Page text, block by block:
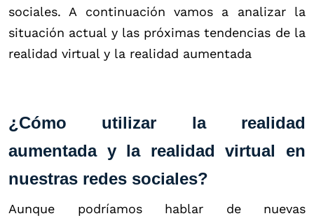
sociales. A continuación vamos a analizar la
situación actual y las próximas tendencias de la
realidad virtual y la realidad aumentada
¿Cómo utilizar la realidad
aumentada y la realidad virtual en
nuestras redes sociales?
Aunque podríamos hablar de nuevas